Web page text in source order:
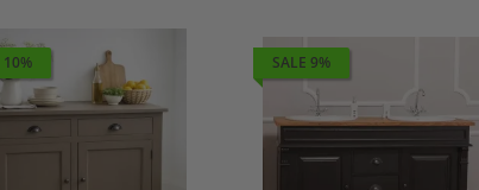
10% SALE 9%